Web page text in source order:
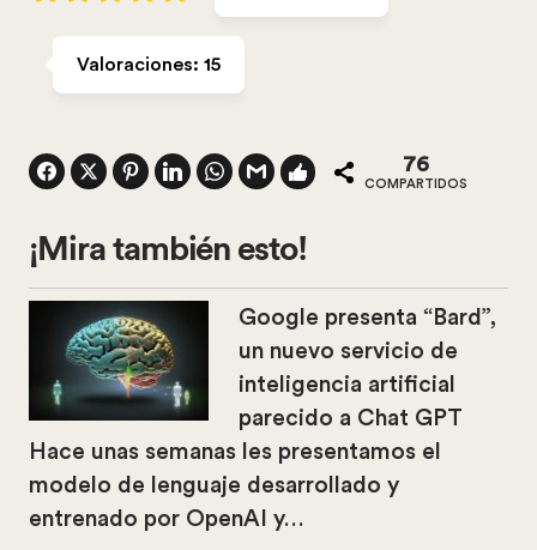
Valoraciones: 15
76
COMPARTIDOS
¡Mira también esto!
Google presenta “Bard”,
un nuevo servicio de
inteligencia artificial
parecido a Chat GPT
Hace unas semanas les presentamos el
modelo de lenguaje desarrollado y
entrenado por OpenAI y…